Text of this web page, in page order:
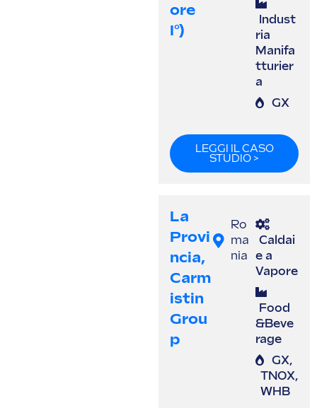
Ore
I°)
Indust
ria
Manifa
tturier
a
GX
LEGGI IL CASO
STUDIO >
La
Provi
Ncia,
Carm
Istin
Grou
P
Ro
ma
nia
Caldai
e a
Vapore
Food
&Beve
rage
GX,
TNOX,
WHB